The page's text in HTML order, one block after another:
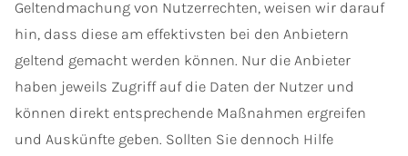
Geltendmachung von Nutzerrechten, weisen wir darauf
hin, dass diese am effektivsten bei den Anbietern
geltend gemacht werden können. Nur die Anbieter
haben jeweils Zugriff auf die Daten der Nutzer und
können direkt entsprechende Maßnahmen ergreifen
und Auskünfte geben. Sollten Sie dennoch Hilfe